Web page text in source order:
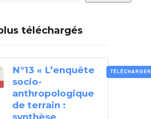
téléchargés
N°13 « L’enquête
socio-
anthropologique
de terrain :
synthèse
TÉLÉCHARGER